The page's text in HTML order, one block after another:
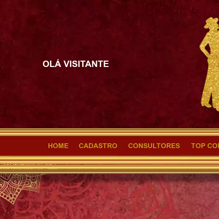
OLÁ VISITANTE
HOME CADASTRO CONSULTORES TOP